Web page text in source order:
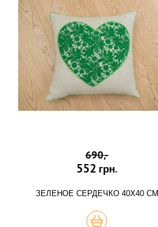
690,-
552 грн.
ЗЕЛЕНОЕ СЕРДЕЧКО 40Х40 СМ
КУПИТЬ